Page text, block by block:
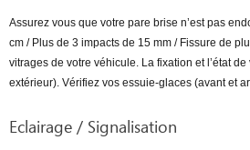
Assurez vous que votre pare brise n’est pas
cm / Plus de 3 impacts de 15 mm / Fissure de
vitrages de votre véhicule. La fixation et l’état
extérieur). Vérifiez vos essuie-glaces (avant et
Eclairage / Signalisation